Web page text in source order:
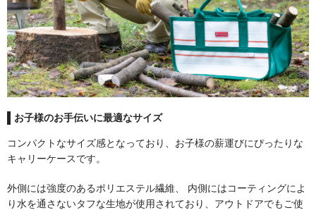
炉台・炉壁
遮熱板
お子様のお手伝いに最適なサイズ
コンパクトなサイズ感となっており、お子様の薪運びにぴったりな
キャリーケースです。
外側には強度のあるポリエステル繊維、 内側にはコーティングによ
り水を通さないタフな生地が使用されており、アウトドアでもご使